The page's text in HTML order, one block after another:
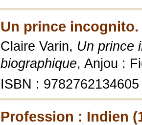
Un prince incognito.
Claire Varin, Un prince
biographique, Anjou :
ISBN : 9782762134605
Profession : Indien